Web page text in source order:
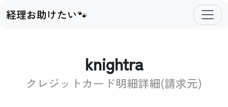
経理お助けたい🐾
knightra
クレジットカード明細詳細(請求元)